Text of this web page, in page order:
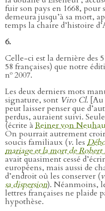
fuir son pays en 1668,
demeura jusqu’à sa mort,
temps la chaire d’histoire
6.
Celle-ci est la dernière des
58 françaises) que notre
no 2007.
Les deux derniers mots
signature, sont Viro Cl.
peut laisser penser que
perdus, auraient suivi.
(écrite à Reiner von
On pourrait autrement
soucis familiaux (v. les
mariage et la mort de Robert
avait quasiment cessé
européens, mais aussi de
d’endroit où les conserver (v
sa dispersion). Néanmoins,
lettres françaises ne plaide
hypothèse.